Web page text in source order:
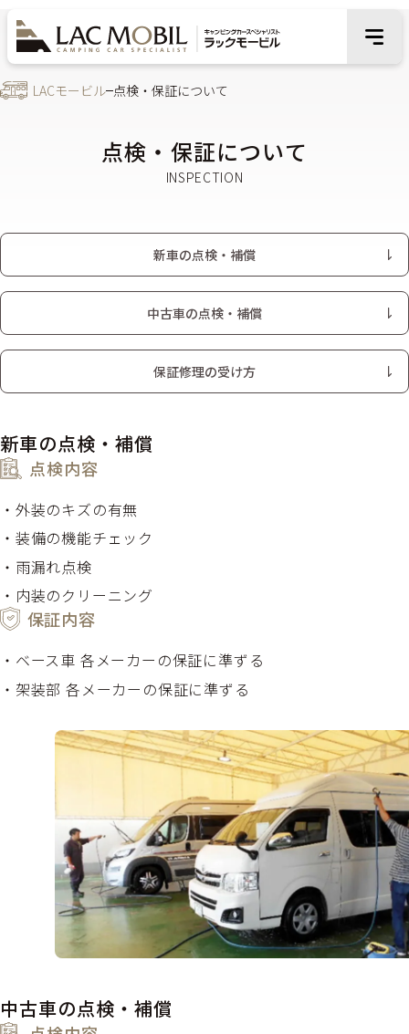
LACモービル 点検・保証について
点検・保証について
新車の点検・補償
中古車の点検・補償
保証修理の受け方
新車の点検・補償
点検内容
外装のキズの有無
装備の機能チェック
雨漏れ点検
内装のクリーニング
保証内容
ベース車 各メーカーの保証に準ずる
架装部 各メーカーの保証に準ずる
中古車の点検・補償